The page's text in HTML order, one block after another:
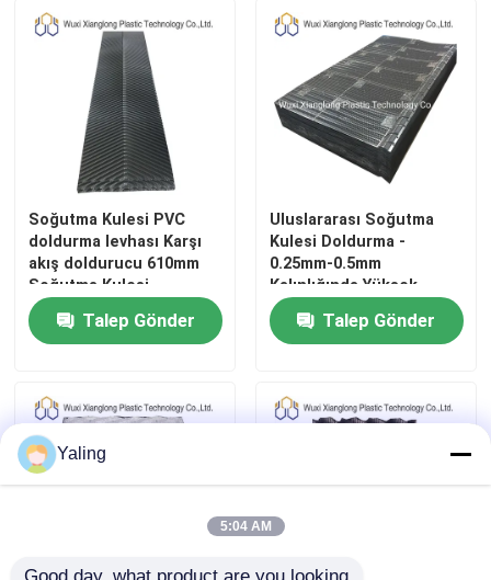
Ürün:% s
Hakkımızda
Fabrika turu
Kalite kontrol
Bize Ulaşın
Bir teklif isteği
Soğutma Kulesi Dolgu Malzemesi
Soğutma Kulesi PVC
doldurma levhası Karşı
akış doldurucu 610mm
Soğutma Kulesi
Dosyalama Paketi
Talep Gönder
Uluslararası Soğutma
Kulesi Doldurma -
0.25mm-0.5mm
Kalınlığında Yüksek
Güçlü Malzeme
Talep Gönder
Yaling
5:04 AM